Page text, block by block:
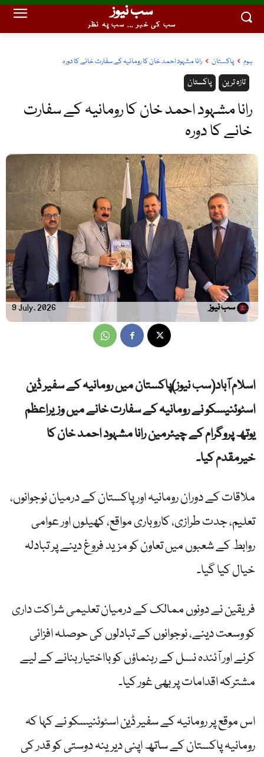
سب نیوز
سب کی خبر ... سب پہ نظر
ہوم پاکستان رانا مشہود احمد خان کا رومانیہ کے سفارت خانے کا دورہ
پاکستان تازہ ترین
رانا مشہود احمد خان کا رومانیہ کے سفارت
خانے کا دورہ
9 July, 2026 سب نیوز
اسلام آباد(سب نیوز)ٌپاکستان میں رومانیہ کے سفیر ڈین
اسٹوئنیسکو نے رومانیہ کے سفارت خانے میں وزیراعظم
یوتھ پروگرام کے چیئرمین رانا مشہود احمد خان کا
خیرمقدم کیا۔
ملاقات کے دوران رومانیہ اور پاکستان کے درمیان نوجوانوں،
تعلیم، جدت طرازی، کاروباری مواقع، کھیلوں اور عوامی
روابط کے شعبوں میں تعاون کو مزید فروغ دینے پر تبادلہ
خیال کیا گیا۔
فریقین نے دونوں ممالک کے درمیان تعلیمی شراکت داری
کو وسعت دینے، نوجوانوں کے تبادلوں کی حوصلہ افزائی
کرنے اور آئندہ نسل کے رہنماؤں کو بااختیار بنانے کے لیے
مشترکہ اقدامات پر بھی غور کیا۔
اس موقع پر رومانیہ کے سفیر ڈین اسٹوئنیسکو نے کہا کہ
رومانیہ پاکستان کے ساتھ اپنی دیرینہ دوستی کو قدر کی